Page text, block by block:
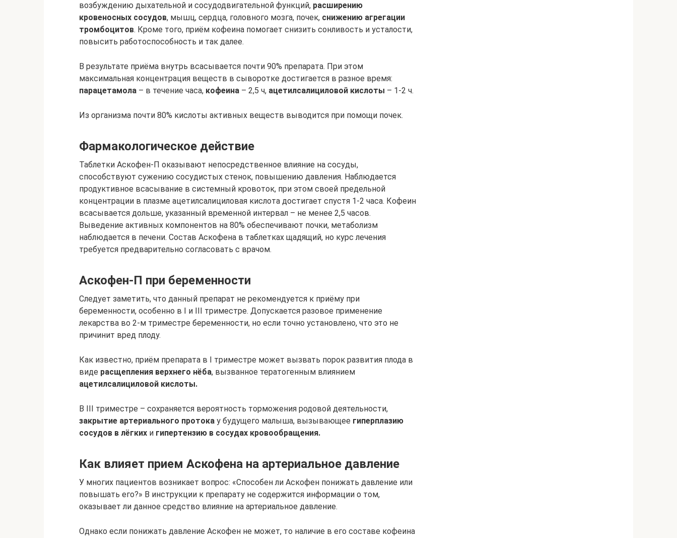
возбуждению дыхательной и сосудодвигательной функций, расширению
кровеносных сосудов, мышц, сердца, головного мозга, почек, снижению агрегации
тромбоцитов. Кроме того, приём кофеина помогает снизить сонливость и усталости,
повысить работоспособность и так далее.
В результате приёма внутрь всасывается почти 90% препарата. При этом
максимальная концентрация веществ в сыворотке достигается в разное время:
парацетамола – в течение часа, кофеина – 2,5 ч, ацетилсалициловой кислоты – 1-2 ч.
Из организма почти 80% кислоты активных веществ выводится при помощи почек.
Фармакологическое действие
Таблетки Аскофен-П оказывают непосредственное влияние на сосуды,
способствуют сужению сосудистых стенок, повышению давления. Наблюдается
продуктивное всасывание в системный кровоток, при этом своей предельной
концентрации в плазме ацетилсалициловая кислота достигает спустя 1-2 часа. Кофеин
всасывается дольше, указанный временной интервал – не менее 2,5 часов.
Выведение активных компонентов на 80% обеспечивают почки, метаболизм
наблюдается в печени. Состав Аскофена в таблетках щадящий, но курс лечения
требуется предварительно согласовать с врачом.
Аскофен-П при беременности
Следует заметить, что данный препарат не рекомендуется к приёму при
беременности, особенно в I и III триместре. Допускается разовое применение
лекарства во 2-м триместре беременности, но если точно установлено, что это не
причинит вред плоду.
Как известно, приём препарата в I триместре может вызвать порок развития плода в
виде расщепления верхнего нёба, вызванное тератогенным влиянием
ацетилсалициловой кислоты.
В III триместре – сохраняется вероятность торможения родовой деятельности,
закрытие артериального протока у будущего малыша, вызывающее гиперплазию
сосудов в лёгких и гипертензию в сосудах кровообращения.
Как влияет прием Аскофена на артериальное давление
У многих пациентов возникает вопрос: «Способен ли Аскофен понижать давление или
повышать его?» В инструкции к препарату не содержится информации о том,
оказывает ли данное средство влияние на артериальное давление.
Однако если понижать давление Аскофен не может, то наличие в его составе кофеина